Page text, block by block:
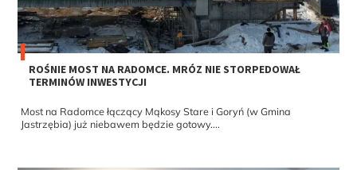
ROŚNIE MOST NA RADOMCE. MRÓZ NIE STORPEDOWAŁ
TERMINÓW INWESTYCJI
Most na Radomce łączący Mąkosy Stare i Goryń (w Gmina
Jastrzębia) już niebawem będzie gotowy....